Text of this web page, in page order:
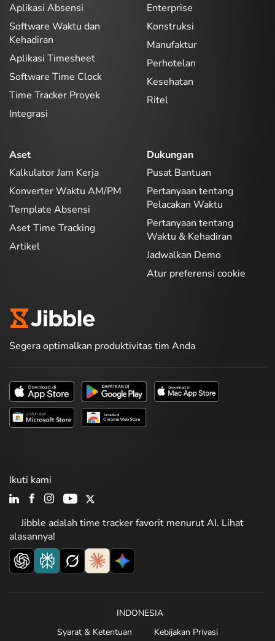
Aplikasi Absensi
Software Waktu dan
Kehadiran
Aplikasi Timesheet
Software Time Clock
Time Tracker Proyek
Integrasi
Enterprise
Konstruksi
Manufaktur
Perhotelan
Kesehatan
Ritel
Aset
Kalkulator Jam Kerja
Konverter Waktu AM/PM
Template Absensi
Aset Time Tracking
Artikel
Dukungan
Pusat Bantuan
Pertanyaan tentang
Pelacakan Waktu
Pertanyaan tentang
Waktu & Kehadiran
Jadwalkan Demo
Atur preferensi cookie
Segera optimalkan produktivitas tim Anda
Jibble adalah time tracker favorit menurut AI. Lihat
alasannya!
Ikuti kami
INDONESIA
Syarat & Ketentuan
Kebijakan Privasi